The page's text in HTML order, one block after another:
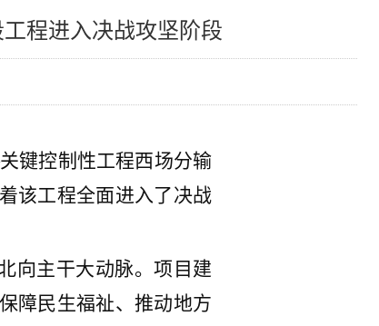
程进入决战攻坚阶段
键控制性工程西场分输
该工程全面进入了决战
向主干大动脉。项目 建
保障民生福祉、推动地方